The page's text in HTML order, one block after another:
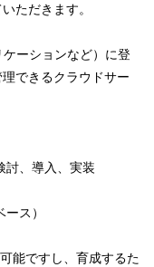
ただきます。
ーションなど）に登
できるクラウドサー
討、導入、実装
ス）
能ですし、育成するた